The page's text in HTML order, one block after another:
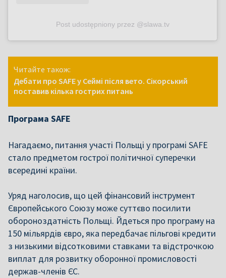
Post udostępniony przez @slawa.tv
Читайте також:
Дебати про SAFE у Сеймі після вето. Сікорський
поставив кілька гострих питань
Програма SAFE
Нагадаємо, питання участі Польщі у програмі SAFE
стало предметом гострої політичної суперечки
всередині країни.
Уряд наголосив, що цей фінансовий інструмент
Європейського Союзу може суттєво посилити
обороноздатність Польщі. Йдеться про програму на
150 мільярдів євро, яка передбачає пільгові кредити
з низькими відсотковими ставками та відстрочкою
виплат для розвитку оборонної промисловості
держав-членів ЄС.